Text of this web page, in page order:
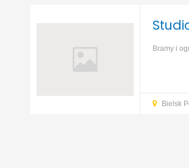
Bramy i
Bielsk